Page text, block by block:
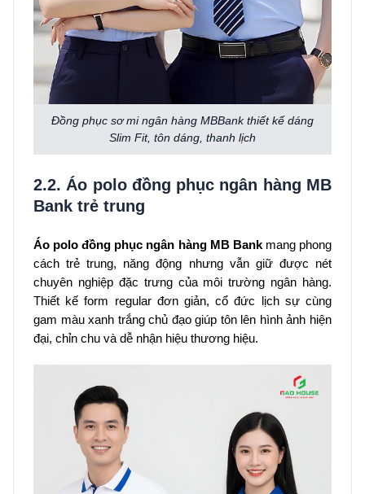
Đồng phục sơ mi ngân hàng MBBank thiết kế dáng
Slim Fit, tôn dáng, thanh lịch
2.2. Áo polo đồng phục ngân hàng MB
Bank trẻ trung
Áo polo đồng phục ngân hàng MB Bankmang phong
cách trẻ trung, năng động nhưng vẫn giữ được nét
chuyên nghiệp đặc trưng của môi trường ngân hàng.
Thiết kế form regular đơn giản, cổ đức lịch sự cùng
gam màu xanh trắng chủ đạo giúp tôn lên hình ảnh hiện
đại, chỉn chu và dễ nhận hiệu thương hiệu.